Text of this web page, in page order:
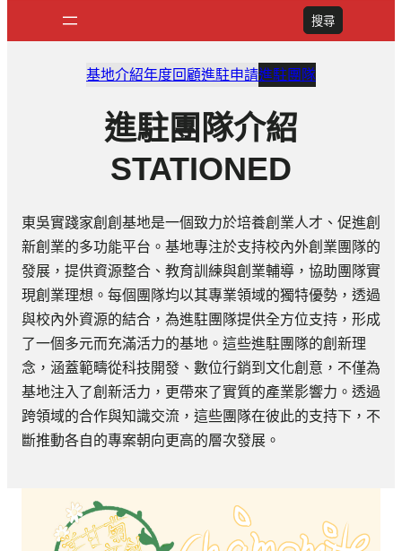
搜
尋
搜尋
基地介紹年度回顧進駐申請進駐團隊
進駐團隊介紹
STATIONED
東吳實踐家創創基地是一個致力於培養創業人才、促進創
新創業的多功能平台。基地專注於支持校內外創業團隊的
發展，提供資源整合、教育訓練與創業輔導，協助團隊實
現創業理想。每個團隊均以其專業領域的獨特優勢，透過
與校內外資源的結合，為進駐團隊提供全方位支持，形成
了一個多元而充滿活力的基地。這些進駐團隊的創新理
念，涵蓋範疇從科技開發、數位行銷到文化創意，不僅為
基地注入了創新活力，更帶來了實質的產業影響力。透過
跨領域的合作與知識交流，這些團隊在彼此的支持下，不
斷推動各自的專案朝向更高的層次發展。